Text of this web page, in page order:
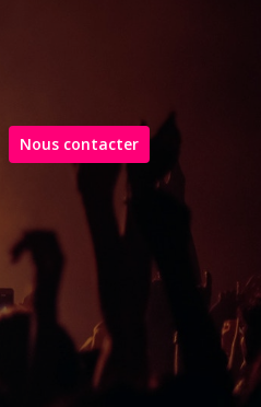
Nous contacter